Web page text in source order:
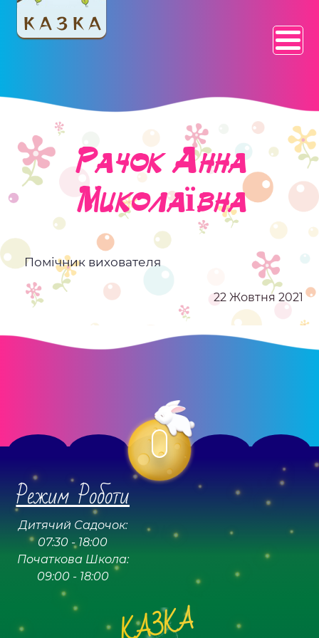
Рачок Анна
Миколаївна
Помічник вихователя
22 Жовтня 2021
Режим Роботи
Дитячий Садочок:
07:30 - 18:00
Початкова Школа:
09:00 - 18:00